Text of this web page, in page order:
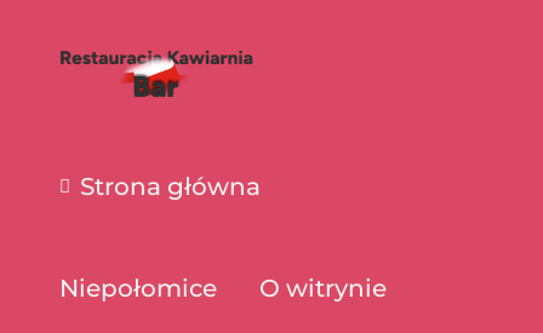
Strona główna
Niepołomice O witrynie